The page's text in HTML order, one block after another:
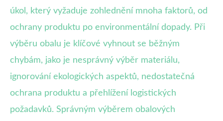
úkol, který vyžaduje zohlednění mnoha faktorů, od
ochrany produktu po environmentální dopady. Při
výběru obalu je klíčové vyhnout se běžným
chybám, jako je nesprávný výběr materiálu,
ignorování ekologických aspektů, nedostatečná
ochrana produktu a přehlížení logistických
požadavků. Správným výběrem obalových